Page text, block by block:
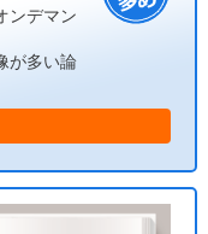
ンデマン
が多い論